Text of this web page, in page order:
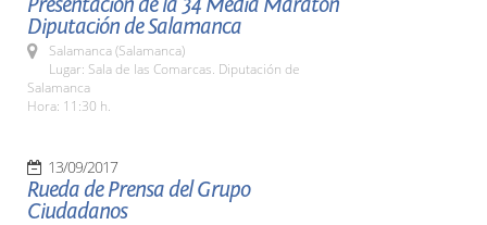
Diputación de Salamanca
Salamanca (Salamanca)
Lugar: Sala de las Comarcas. Diputación de
Salamanca
Hora: 11:30 h.
13/09/2017
Rueda de Prensa del Grupo
Ciudadanos